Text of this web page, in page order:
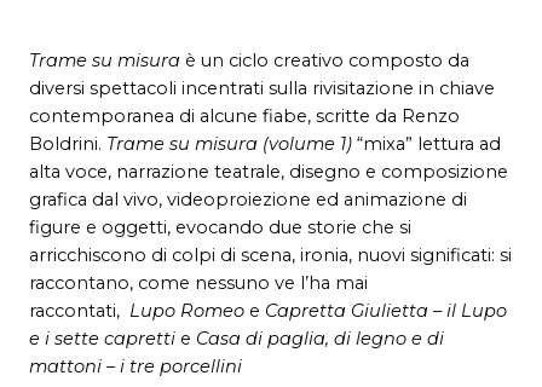
Trame su misura è un ciclo creativo composto da
diversi spettacoli incentrati sulla rivisitazione in chiave
contemporanea di alcune fiabe, scritte da Renzo
Boldrini. Trame su misura (volume 1) “mixa” lettura ad
alta voce, narrazione teatrale, disegno e composizione
grafica dal vivo, videoproiezione ed animazione di
figure e oggetti, evocando due storie che si
arricchiscono di colpi di scena, ironia, nuovi significati: si
raccontano, come nessuno ve l’ha mai
raccontati, Lupo Romeo e Capretta Giulietta – il Lupo
e i sette capretti e Casa di paglia, di legno e di
mattoni – i tre porcellini